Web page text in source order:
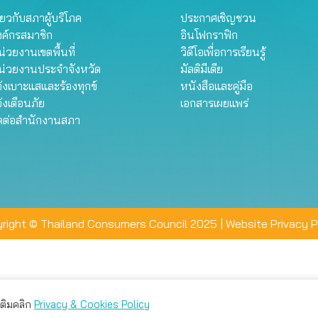
วกับสภาผู้บริโภค
กรสมาชิก
วยงานเขตพื้นที่
วยงานประจำจังหวัด
เบาะแสและร้องทุกข์
เตือนภัย
ต่อสำนักงานสภา
ประกาศเชิญชวน
อินโฟกราฟิก
วิดีโอเพื่อการเรียนรู้
มัลติมีเดีย
หนังสือและคู่มือ
เอกสารเผยแพร่
© Thailand Consumers Council 2025 | Website Privacy
มคลิก Privacy & Cookies Policy
ณสามารถเลือกตั้งค่าความเป็นส่วนตัวได้